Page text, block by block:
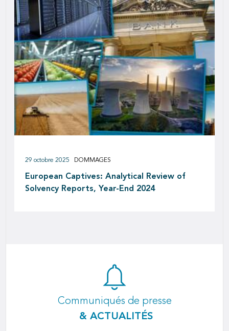
European Captives: Analytical Review of
Solvency Reports, Year-End 2024
29 octobre 2025 DOMMAGES
Communiqués de presse
& ACTUALITÉS